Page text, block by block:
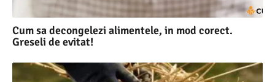
Cum sa decongelezi alimentele, in mod corect.
Greseli de evitat!